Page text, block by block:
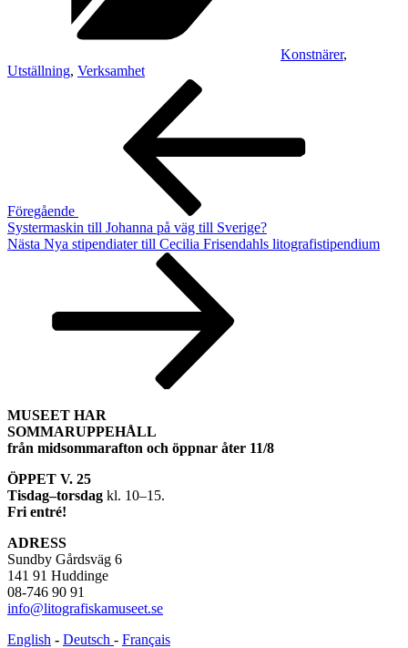
Konstnärer,
Utställning, Verksamhet
Inläggsnavigering
Föregående
Systermaskin till Johanna på väg till Sverige?
Nästa
Nästa Nya stipendiater till Cecilia Frisendahls litografistipendium
MUSEET HAR
SOMMARUPPEHÅLL
från midsommarafton och öppnar åter 11/8
ÖPPET V. 25
Tisdag–torsdag kl. 10–15.
Fri entré!
ADRESS
Sundby Gårdsväg 6
141 91 Huddinge
08-746 90 91
info@litografiskamuseet.se
English - Deutsch - Français